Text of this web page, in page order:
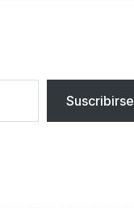
Suscribirse